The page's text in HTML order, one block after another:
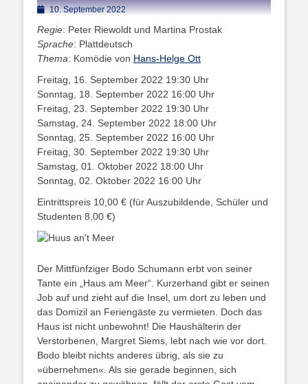
Posted10. September 2022
Regie: Peter Riewoldt und Martina Prostak
Sprache: Plattdeutsch
Thema: Komödie von Hans-Helge Ott
Freitag, 16. September 2022 19:30 Uhr
Sonntag, 18. September 2022 16:00 Uhr
Freitag, 23. September 2022 19:30 Uhr
Samstag, 24. September 2022 18:00 Uhr
Sonntag, 25. September 2022 16:00 Uhr
Freitag, 30. September 2022 19:30 Uhr
Samstag, 01. Oktober 2022 18:00 Uhr
Sonntag, 02. Oktober 2022 16:00 Uhr
Eintrittspreis 10,00 € (für Auszubildende, Schüler und
Studenten 8,00 €)
Der Mittfünfziger Bodo Schumann erbt von seiner
Tante ein „Haus am Meer“. Kurzerhand gibt er seinen
Job auf und zieht auf die Insel, um dort zu leben und
das Domizil an Feriengäste zu vermieten. Doch das
Haus ist nicht unbewohnt! Die Haushälterin der
Verstorbenen, Margret Siems, lebt nach wie vor dort.
Bodo bleibt nichts anderes übrig, als sie zu
»übernehmen«. Als sie gerade beginnen, sich